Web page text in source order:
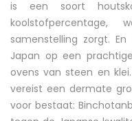
is een soort
samenstelling zorgt.
Japan op een
ovens van steen en
vereist een dermate
voor bestaat: